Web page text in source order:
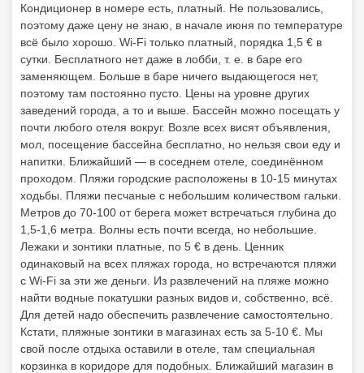
Кондиционер в номере есть, платный. Не пользовались,
поэтому даже цену не знаю, в начале июня по температуре
всё было хорошо. Wi-Fi только платный, порядка 1,5 € в
сутки. Бесплатного нет даже в лобби, т. е. в баре его
заменяющем. Больше в баре ничего выдающегося нет,
поэтому там постоянно пусто. Цены на уровне других
заведений города, а то и выше. Бассейн можно посещать у
почти любого отеля вокруг. Возле всех висят объявления,
мол, посещение бассейна бесплатно, но нельзя свои еду и
напитки. Ближайший — в соседнем отеле, соединённом
проходом. Пляжи городские расположены в 10-15 минутах
ходьбы. Пляжи песчаные с небольшим количеством гальки.
Метров до 70-100 от берега может встречаться глубина до
1,5-1,6 метра. Волны есть почти всегда, но небольшие.
Лежаки и зонтики платные, по 5 € в день. Ценник
одинаковый на всех пляжах города, но встречаются пляжи
с Wi-Fi за эти же деньги. Из развлечений на пляже можно
найти водные покатушки разных видов и, собственно, всё.
Для детей надо обеспечить развлечение самостоятельно.
Кстати, пляжные зонтики в магазинах есть за 5-10 €. Мы
свой после отдыха оставили в отеле, там специальная
корзинка в коридоре для подобных. Ближайший магазин в